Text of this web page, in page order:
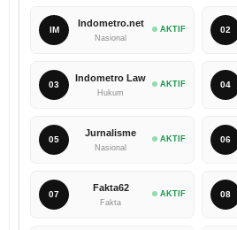
IM
Indometro.net
Nasional
AKTIF 02
03
Indometro Law
Hukum
AKTIF 04
05
Jurnalisme
Nasional
AKTIF 06
07
Fakta62
Fakta
AKTIF 08